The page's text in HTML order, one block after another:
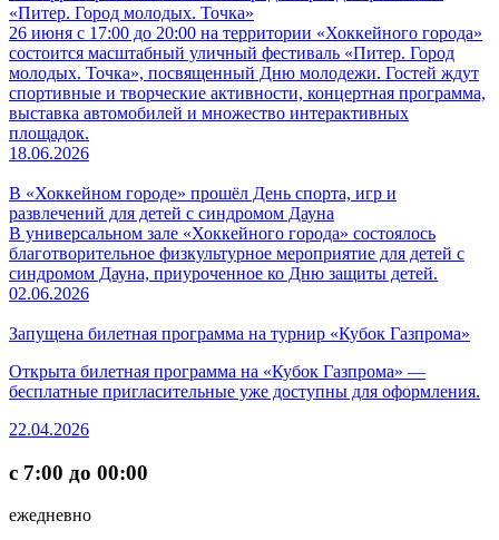
«Питер. Город молодых. Точка»
26 июня с 17:00 до 20:00 на территории «Хоккейного города»
состоится масштабный уличный фестиваль «Питер. Город
молодых. Точка», посвященный Дню молодежи. Гостей ждут
спортивные и творческие активности, концертная программа,
выставка автомобилей и множество интерактивных
площадок.
18.06.2026
В «Хоккейном городе» прошёл День спорта, игр и
развлечений для детей с синдромом Дауна
В универсальном зале «Хоккейного города» состоялось
благотворительное физкультурное мероприятие для детей с
синдромом Дауна, приуроченное ко Дню защиты детей.
02.06.2026
Запущена билетная программа на турнир «Кубок Газпрома»
Открыта билетная программа на «Кубок Газпрома» —
бесплатные пригласительные уже доступны для оформления.
22.04.2026
с 7:00 до 00:00
ежедневно